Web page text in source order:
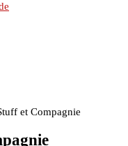
et Compagnie